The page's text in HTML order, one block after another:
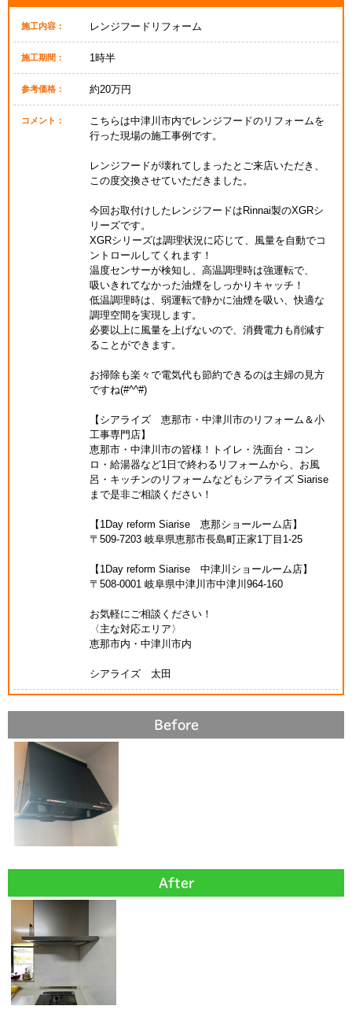
施工内容： レンジフードリフォーム
施工期間： 1時半
参考価格： 約20万円
コメント：
こちらは中津川市内でレンジフードのリフォームを
行った現場の施工事例です。
レンジフードが壊れてしまったとご来店いただき、
この度交換させていただきました。
今回お取付けしたレンジフードはRinnai製のXGRシ
リーズです。
XGRシリーズは調理状況に応じて、風量を自動でコ
ントロールしてくれます！
温度センサーが検知し、高温調理時は強運転で、
吸いきれてなかった油煙をしっかりキャッチ！
低温調理時は、弱運転で静かに油煙を吸い、快適な
調理空間を実現します。
必要以上に風量を上げないので、消費電力も削減す
ることができます。
お掃除も楽々で電気代も節約できるのは主婦の見方
ですね(#^^#)
【シアライズ 恵那市・中津川市のリフォーム＆小
工事専門店】
恵那市・中津川市の皆様！トイレ・洗面台・コン
ロ・給湯器など1日で終わるリフォームから、お風
呂・キッチンのリフォームなどもシアライズ Siarise
まで是非ご相談ください！
【1Day reform Siarise 恵那ショールーム店】
〒509-7203 岐阜県恵那市長島町正家1丁目1-25
【1Day reform Siarise 中津川ショールーム店】
〒508-0001 岐阜県中津川市中津川964-160
お気軽にご相談ください！
〈主な対応エリア〉
恵那市内・中津川市内
シアライズ 太田
Before
After